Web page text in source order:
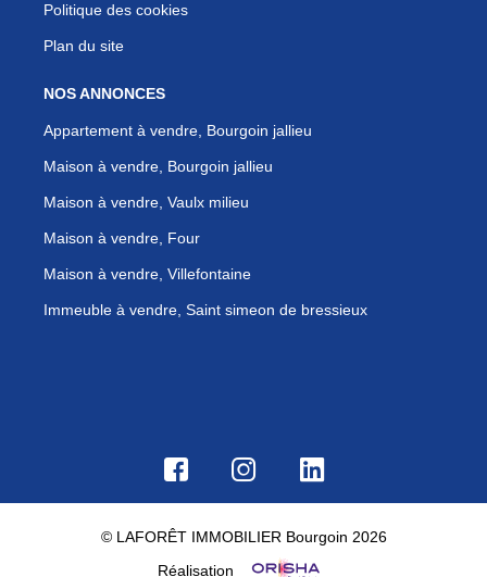
Politique des cookies
Plan du site
NOS ANNONCES
Appartement à vendre, Bourgoin jallieu
Maison à vendre, Bourgoin jallieu
Maison à vendre, Vaulx milieu
Maison à vendre, Four
Maison à vendre, Villefontaine
Immeuble à vendre, Saint simeon de bressieux
© LAFORÊT IMMOBILIER Bourgoin 2026
Réalisation